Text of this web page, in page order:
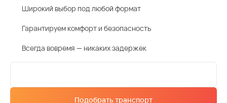
Широкий выбор под любой формат
Гарантируем комфорт и безопасность
Всегда вовремя — никаких задержек
Подобрать транспорт